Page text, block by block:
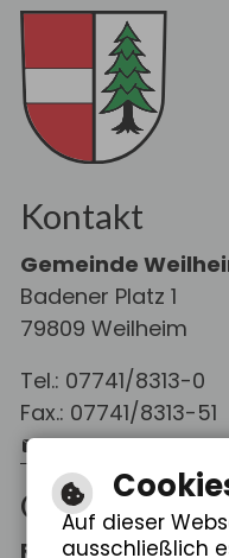
Kontakt
Gemeinde
Badener Platz 1
79809 Weilheim
Tel.: 07741/8313-0
Fax.: 07741/8313-51
E-Mail
Rathaus Weilheim
Auf dieser
ausschließlich